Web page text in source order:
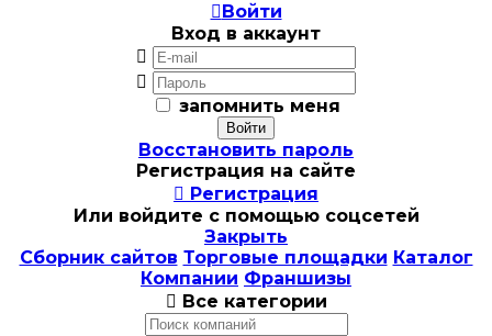
Войти
Вход в аккаунт


запомнить меня
Восстановить пароль
Регистрация на сайте
 Регистрация
Или войдите с помощью соцсетей
Закрыть
Сборник сайтов Торговые площадки Каталог
Компании Франшизы
 Все категории